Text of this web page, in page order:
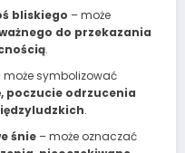
bliskiego – może
do przekazania
.
może symbolizować
poczucie odrzucenia
.
śnie– może oznaczać